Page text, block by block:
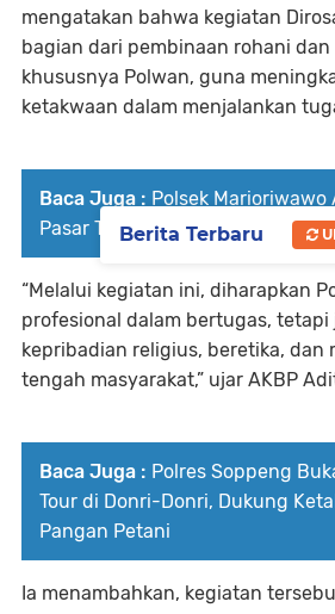
mengatakan bahwa kegiatan
bagian dari pembinaan rohani
khususnya Polwan, guna
ketakwaan dalam menjalankan
Baca Juga : Polsek Marioriwawo
Pasar Takalala Jelang Ramadan
“Melalui kegiatan ini, diharapkan
profesional dalam bertugas, tetapi
kepribadian religius, beretika, dan
tengah masyarakat,” ujar AKBP
Baca Juga : Polres Soppeng
Tour di Donri-Donri, Dukung
Pangan Petani
Ia menambahkan, kegiatan
Berita Terbaru